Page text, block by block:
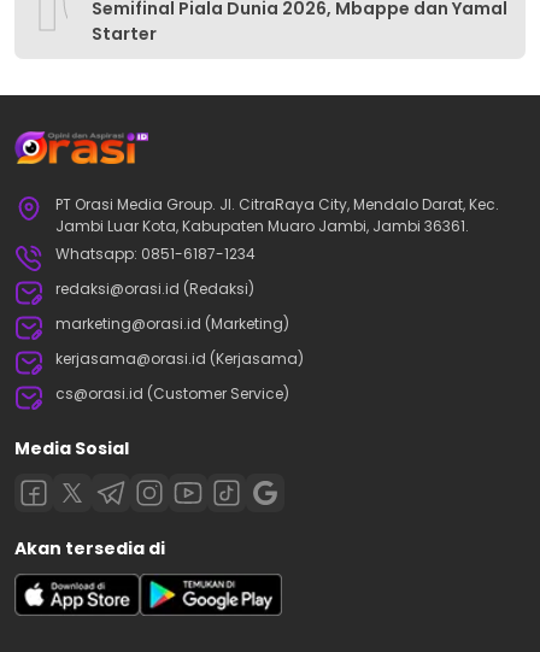
Semifinal Piala Dunia 2026, Mbappe dan Yamal
Starter
PT Orasi Media Group. Jl. CitraRaya City, Mendalo Darat, Kec.
Jambi Luar Kota, Kabupaten Muaro Jambi, Jambi 36361.
Whatsapp: 0851-6187-1234
redaksi@orasi.id (Redaksi)
marketing@orasi.id (Marketing)
kerjasama@orasi.id (Kerjasama)
cs@orasi.id (Customer Service)
Media Sosial
Akan tersedia di